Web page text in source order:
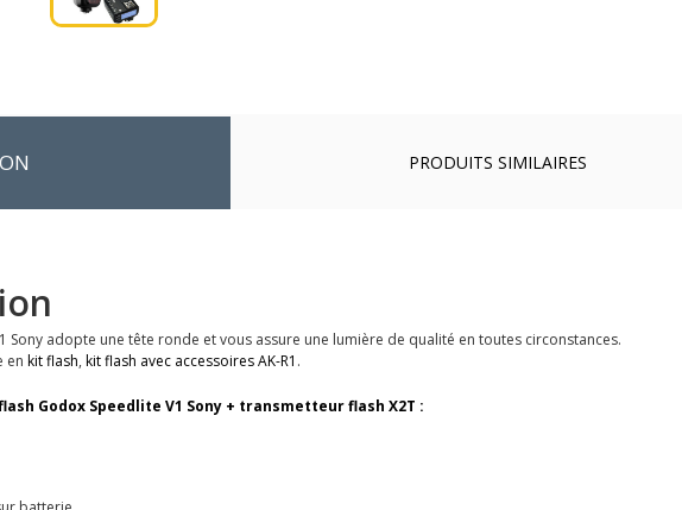
PRODUITS SIMILAIRES
Sony adopte une tête ronde et vous assure une lumière de qualité en toutes circonstances.
en kit flash, kit flash avec accessoires AK-R1 .
Godox Speedlite V1 Sony + transmetteur flash X2T :